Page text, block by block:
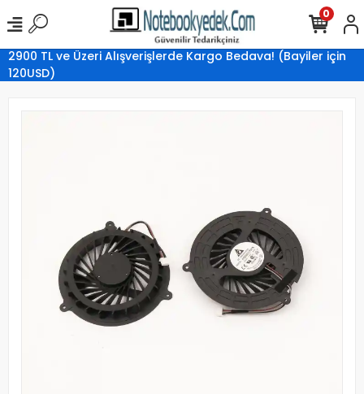
2900 TL ve Üzeri Alışverişlerde Kargo Bedava! (Bayiler için
120USD)
0